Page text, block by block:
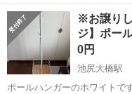
「Karen（カレン）」をお譲
す。とても良い状態で、お
とても便利なドレッサーでし
東京 目黒区 武蔵小
※お譲り
ジ】ポー
0円
池尻大橋駅
ポールハンガーのホワイトで